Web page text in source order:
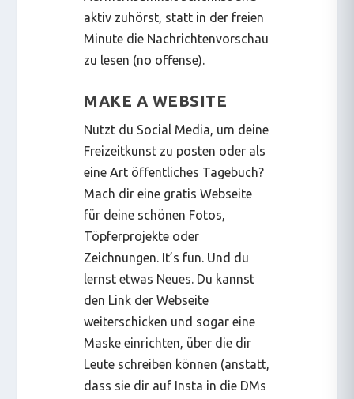
aktiv zuhörst, statt in der freien
Minute die Nachrichtenvorschau
zu lesen (no offense).
MAKE A WEBSITE
Nutzt du Social Media, um deine
Freizeitkunst zu posten oder als
eine Art öffentliches Tagebuch?
Mach dir eine gratis Webseite
für deine schönen Fotos,
Töpferprojekte oder
Zeichnungen. It’s fun. Und du
lernst etwas Neues. Du kannst
den Link der Webseite
weiterschicken und sogar eine
Maske einrichten, über die dir
Leute schreiben können (anstatt,
dass sie dir auf Insta in die DMs